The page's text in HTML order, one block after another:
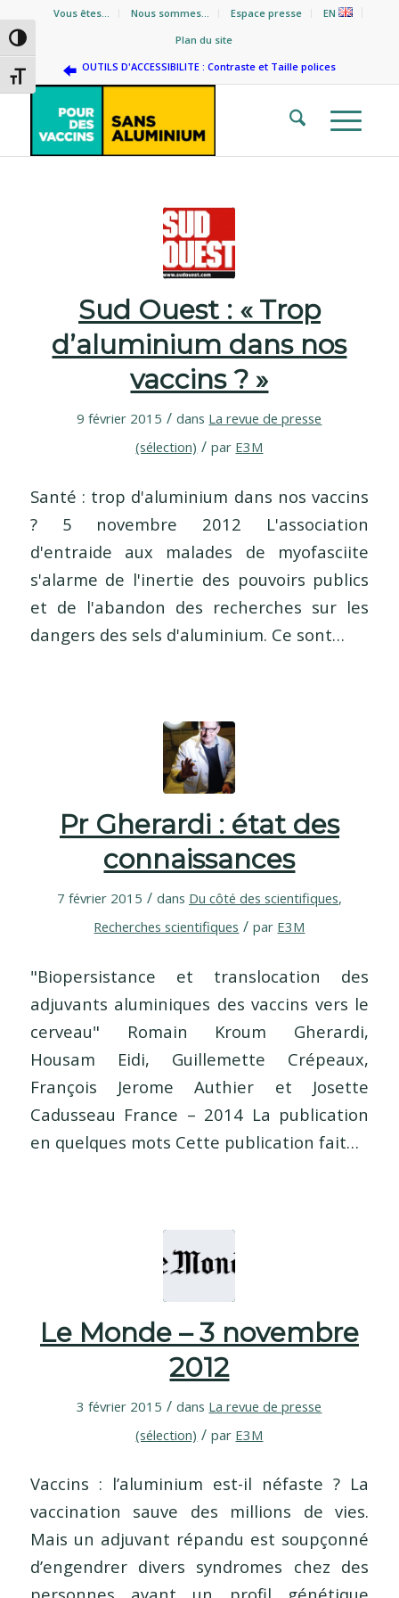
Passer en contraste élevé
Changer la taille de la police
Vous êtes… Nous sommes… Espace presse
EN
Plan du site
OUTILS D'ACCESSIBILITE : Contraste et Taille polices
Sud Ouest : « Trop
d’aluminium dans nos
vaccins ? »
9 février 2015 / dans La revue de presse
(sélection) / par E3M
Santé : trop d'aluminium dans nos vaccins
? 5 novembre 2012 L'association
d'entraide aux malades de myofasciite
s'alarme de l'inertie des pouvoirs publics
et de l'abandon des recherches sur les
dangers des sels d'aluminium. Ce sont…
Pr Gherardi : état des
connaissances
7 février 2015 / dans Du côté des scientifiques,
Recherches scientifiques / par E3M
"Biopersistance et translocation des
adjuvants aluminiques des vaccins vers le
cerveau" Romain Kroum Gherardi,
Housam Eidi, Guillemette Crépeaux,
François Jerome Authier et Josette
Cadusseau France – 2014 La publication
en quelques mots Cette publication fait…
Le Monde – 3 novembre
2012
3 février 2015 / dans La revue de presse
(sélection) / par E3M
Vaccins : l’aluminium est-il néfaste ? La
vaccination sauve des millions de vies.
Mais un adjuvant répandu est soupçonné
d’engendrer divers syndromes chez des